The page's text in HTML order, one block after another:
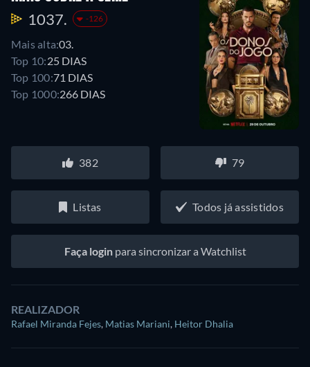
1037. -126
Mais alta:03.
Top 10:25 DIAS
Top 100:71 DIAS
Top 1000:266 DIAS
382 79
Listas Todos já assistidos
Faça loginpara sincronizar a Watchlist
REALIZADOR
Rafael Miranda Fejes, Matias Mariani, Heitor Dhalia